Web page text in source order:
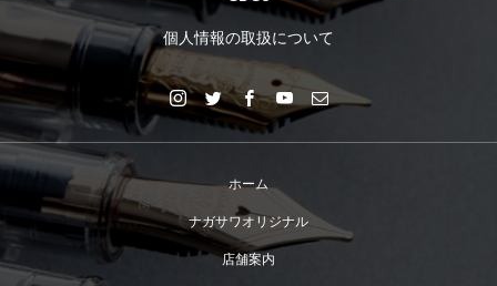
個人情報の取扱について
ホーム
ナガサワオリジナル
店舗案内